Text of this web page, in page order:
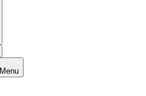
Menu